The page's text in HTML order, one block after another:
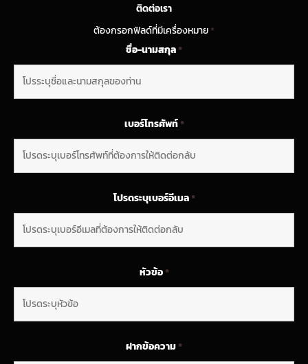
ติดต่อเรา
ต้องกรอกฟิลด์ที่มีเครื่องหมาย*
ชื่อ-นามสกุล*
เบอร์โทรศัพท์*
โปรดระบุเบอร์อีเมล*
หัวข้อ*
ฝากข้อความ*